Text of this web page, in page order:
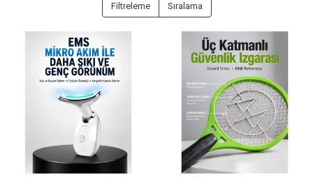
Filtreleme Sıralama